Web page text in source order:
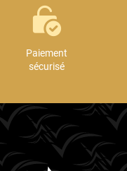
Paiement
sécurisé